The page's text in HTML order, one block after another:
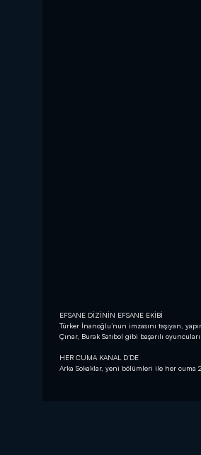
EFSANE DİZİNİN EFSANE EKİBİ
Türker İnanoğlu’nun imzasını taşıyan,
Çınar, Burak Satıbol gibi başarılı
HER CUMA KANAL D’DE
Arka Sokaklar, yeni bölümleri ile her cuma